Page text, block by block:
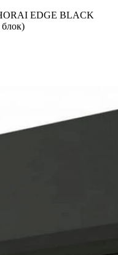
EDGE BLACK